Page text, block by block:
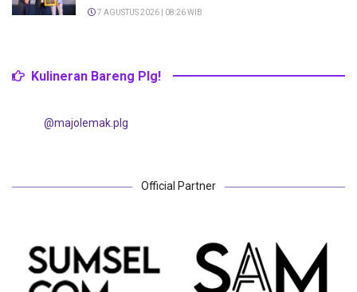
7 AGUSTUS 2026 | 08:26 WIB
Kulineran Bareng Plg!
@majolemak.plg
Official Partner